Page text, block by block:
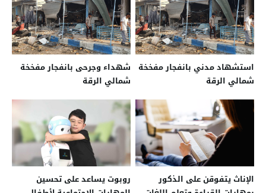
استشهاد مدني بانفجار مفخخة
شمالي الرقة
شهداء وجرحى بانفجار مفخخة
شمالي الرقة
الإناث يتفوقن على الذكور
روبوت يساعد على تحسين